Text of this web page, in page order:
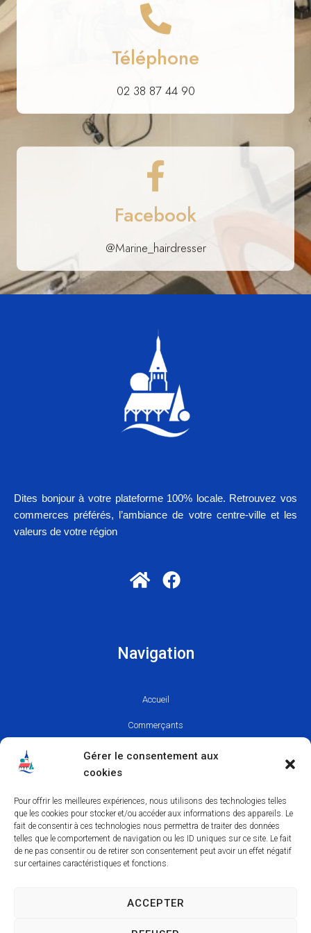
Gérer le consentement aux
cookies
Pour offrir les meilleures expériences, nous utilisons des technologies telles
que les cookies pour stocker et/ou accéder aux informations des appareils. Le
fait de consentir à ces technologies nous permettra de traiter des données
telles que le comportement de navigation ou les ID uniques sur ce site. Le fait
de ne pas consentir ou de retirer son consentement peut avoir un effet négatif
sur certaines caractéristiques et fonctions.
ACCEPTER
Téléphone
02 38 87 44 90
Facebook
@Marine_hairdresser
Dites bonjour à votre plateforme 100% locale. Retrouvez vos
commerces préférés, l’ambiance de votre centre-ville et les
valeurs de votre région
Navigation
Accueil
Commerçants
Marchés Locaux
Commerces de Lorris
Besoin d'aide ?
Mentions Légales